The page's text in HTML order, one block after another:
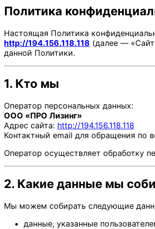
Политика
Настоящая Политика
http://194.156.118.118 (далее —
данной Политики.
1. Кто мы
Оператор персональных данных:
ООО «ПРО Лизинг»
Адрес сайта: http://194.156.118.118
Контактный email для обращения по
Оператор осуществляет обработку
2. Какие данные мы
Мы можем собирать следующие
данные, указанные